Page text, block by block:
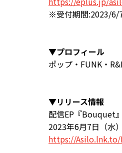
※受付期間:2023/6/
▼プロフィール
ポップ・FUNK・
▼リリース情報
配信EP『Bouquet』
2023年6月7日（水
https://